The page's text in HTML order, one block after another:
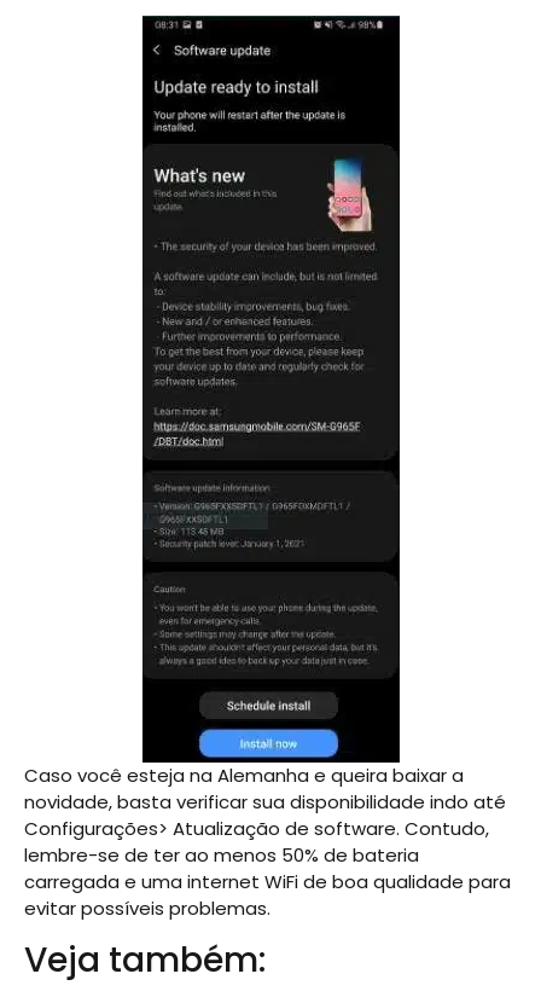
Caso você esteja na Alemanha e queira baixar a
novidade, basta verificar sua disponibilidade indo até
Configurações> Atualização de software. Contudo,
lembre-se de ter ao menos 50% de bateria
carregada e uma internet WiFi de boa qualidade para
evitar possíveis problemas.
Veja também: